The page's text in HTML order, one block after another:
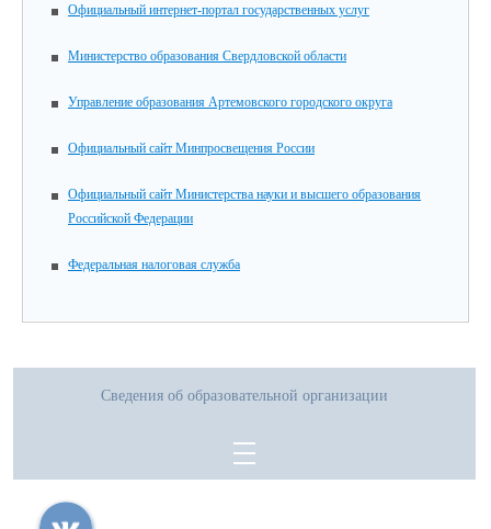
Официальный интернет-портал государственных услуг
Министерство образования Свердловской области
Управление образования Артемовского городского округа
Официальный сайт Минпросвещения России
Официальный сайт Министерства науки и высшего образования
Российской Федерации
Федеральная налоговая служба
Сведения об образовательной организации